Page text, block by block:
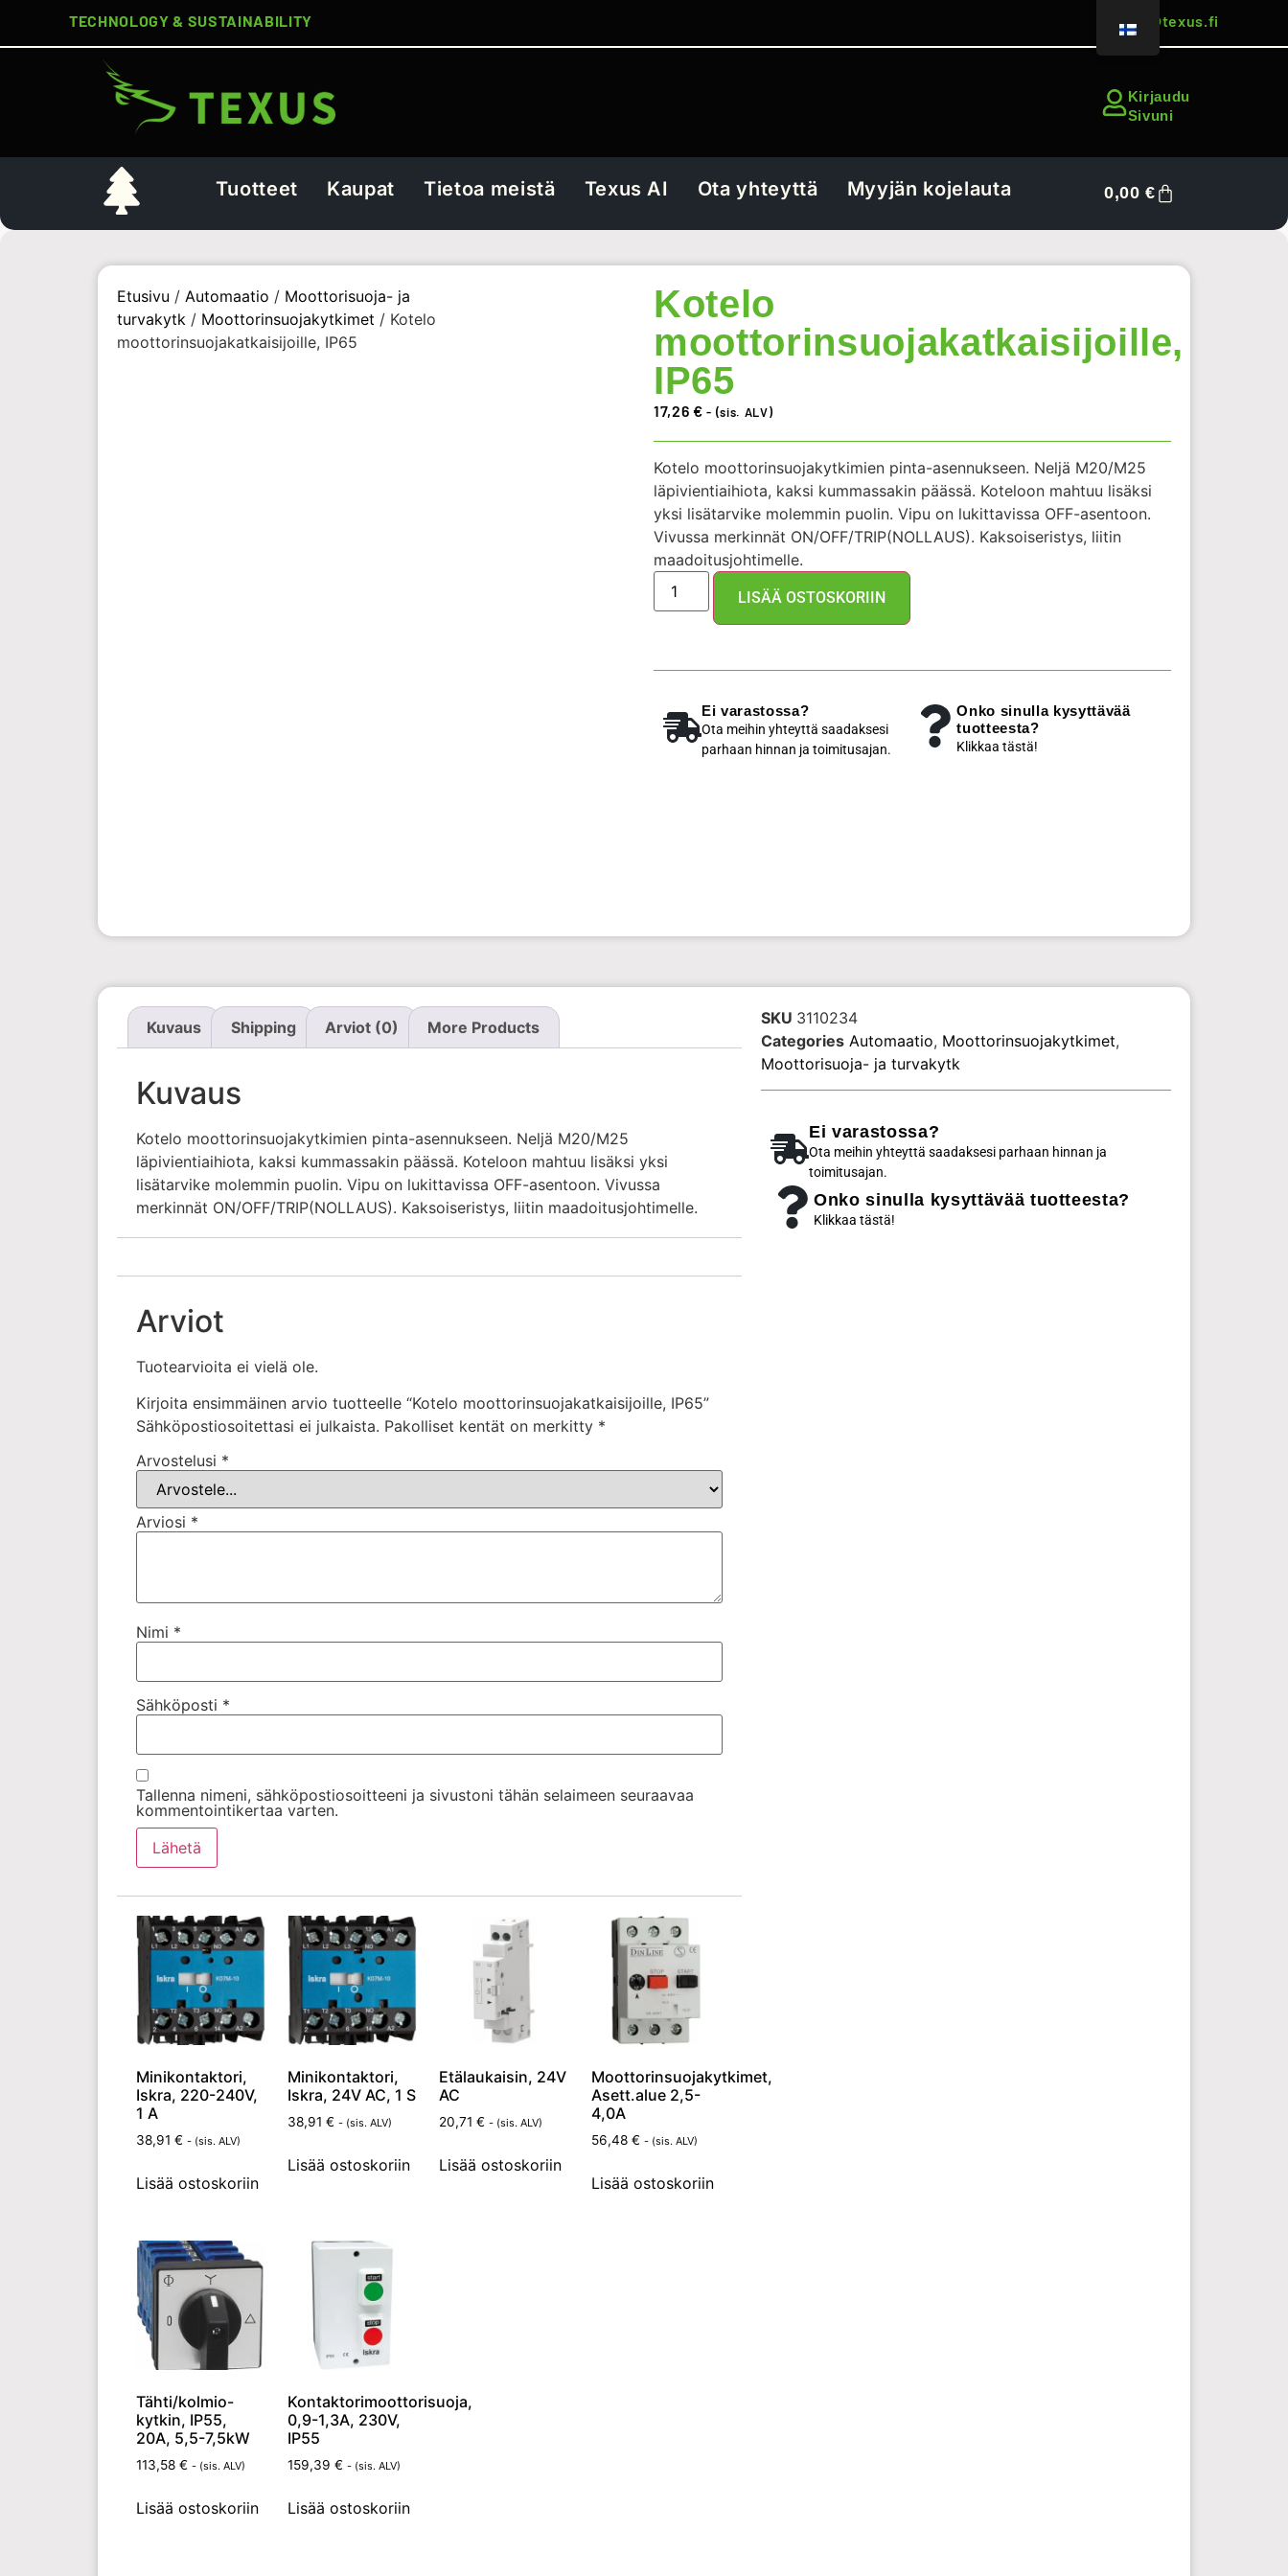
TECHNOLOGY & SUSTAINABILITY sales@texus.fi
Kirjaudu
Sivuni
Tuotteet Kaupat Tietoa meistä Texus AI Ota yhteyttä Myyjän kojelauta 0,00€
Etusivu / Automaatio / Moottorisuoja- ja
turvakytk / Moottorinsuojakytkimet / Kotelo
moottorinsuojakatkaisijoille, IP65
Kotelo
moottorinsuojakatkaisijoille,
IP65
17,26 € - (sis. ALV)
Kotelo moottorinsuojakytkimien pinta-asennukseen. Neljä M20/M25
läpivientiaihiota, kaksi kummassakin päässä. Koteloon mahtuu lisäksi
yksi lisätarvike molemmin puolin. Vipu on lukittavissa OFF-asentoon.
Vivussa merkinnät ON/OFF/TRIP(NOLLAUS). Kaksoiseristys, liitin
maadoitusjohtimelle.
LISÄÄ OSTOSKORIIN
Ei varastossa?
Ota meihin yhteyttä saadaksesi
parhaan hinnan ja toimitusajan.
Onko sinulla kysyttävää
tuotteesta?
Klikkaa tästä!
Kuvaus Shipping Arviot (0) More Products
Kuvaus
Kotelo moottorinsuojakytkimien pinta-asennukseen. Neljä M20/M25
läpivientiaihiota, kaksi kummassakin päässä. Koteloon mahtuu lisäksi yksi
lisätarvike molemmin puolin. Vipu on lukittavissa OFF-asentoon. Vivussa
merkinnät ON/OFF/TRIP(NOLLAUS). Kaksoiseristys, liitin maadoitusjohtimelle.
Arviot
Tuotearvioita ei vielä ole.
Kirjoita ensimmäinen arvio tuotteelle “Kotelo moottorinsuojakatkaisijoille, IP65”
Sähköpostiosoitettasi ei julkaista. Pakolliset kentät on merkitty *
Arvostelusi *
Arviosi *
Nimi *
Sähköposti *
Tallenna nimeni, sähköpostiosoitteeni ja sivustoni tähän selaimeen seuraavaa
kommentointikertaa varten.
Minikontaktori,
Iskra, 220-240V,
1 A
38,91 € - (sis. ALV)
Lisää ostoskoriin
Minikontaktori,
Iskra, 24V AC, 1 S
38,91€ - (sis. ALV)
Lisää ostoskoriin
Etälaukaisin, 24V
AC
20,71€ - (sis. ALV)
Lisää ostoskoriin
Moottorinsuojakytkimet,
Asett.alue 2,5-
4,0A
56,48 € - (sis. ALV)
Lisää ostoskoriin
Tähti/kolmio-
kytkin, IP55,
20A, 5,5-7,5kW
113,58 € - (sis. ALV)
Lisää ostoskoriin
Kontaktorimoottorisuoja,
0,9-1,3A, 230V,
IP55
159,39€ - (sis. ALV)
Lisää ostoskoriin
SKU 3110234
Categories Automaatio, Moottorinsuojakytkimet,
Moottorisuoja- ja turvakytk
Ei varastossa?
Ota meihin yhteyttä saadaksesi parhaan hinnan ja
toimitusajan.
Onko sinulla kysyttävää tuotteesta?
Klikkaa tästä!